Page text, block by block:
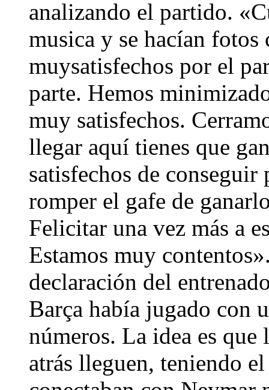
analizando el partido.
musica y se hacían fotos
muysatisfechos por el
parte. Hemos
muy satisfechos.
llegar aquí tienes que
satisfechos de
romper el gafe de
Felicitar una vez más a
Estamos muy
declaración del
Barça había jugado con
números. La idea es que
atrás lleguen, teniendo